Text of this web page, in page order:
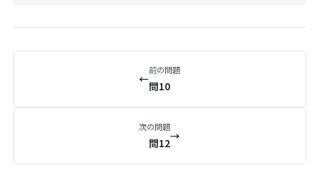
←
前の問題
問10
次の問題
問12
→